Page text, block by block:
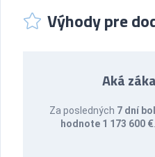
Výhody pre
Aká
Za posledných 7 dní
hodnote 1 173 600 €